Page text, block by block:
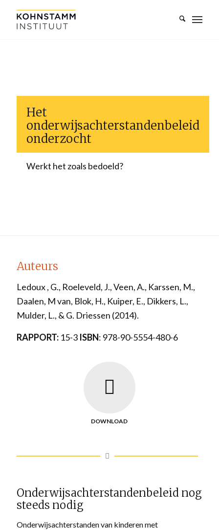
Het
onderwijsachterstandenbeleid
onderzocht
Werkt het zoals bedoeld?
Auteurs
Ledoux , G., Roeleveld, J., Veen, A., Karssen, M.,
Daalen, M van, Blok, H., Kuiper, E., Dikkers, L.,
Mulder, L., & G. Driessen (2014).
RAPPORT:15-3 ISBN: 978-90-5554-480-6
DOWNLOAD
Onderwijsachterstandenbeleid nog
steeds nodig
Onderwijsachterstanden van kinderen met